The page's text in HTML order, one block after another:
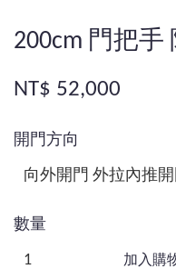
200cm 門把
NT$ 52,000
開門方向
數量
加入購